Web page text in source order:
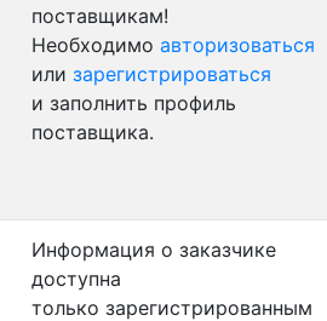
поставщикам!
Необходимо авторизоваться
или зарегистрироваться
и заполнить профиль
поставщика.
Информация о заказчике
доступна
только зарегистрированным